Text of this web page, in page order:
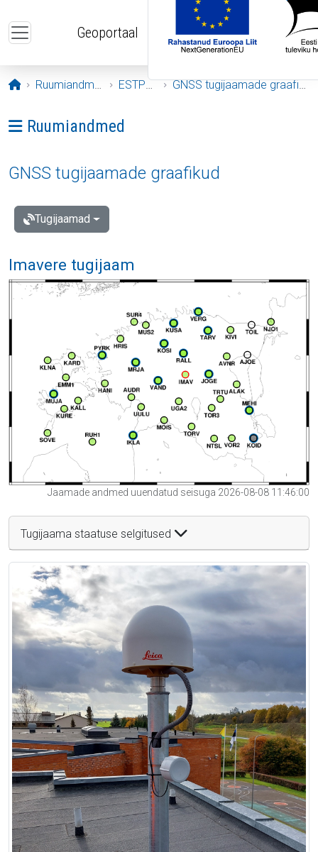
Geoportaal
Avaleht
Ruumiandmed ESTPOS GNSS tugijaamade graafikud
Ava menüü: Ruumiandmed
Ruumiandmed
GNSS tugijaamade graafikud
Tugijaamad
Imavere tugijaam
Jaamade andmed uuendatud seisuga 2026-08-08 11:46:00
Tugijaama staatuse selgitused